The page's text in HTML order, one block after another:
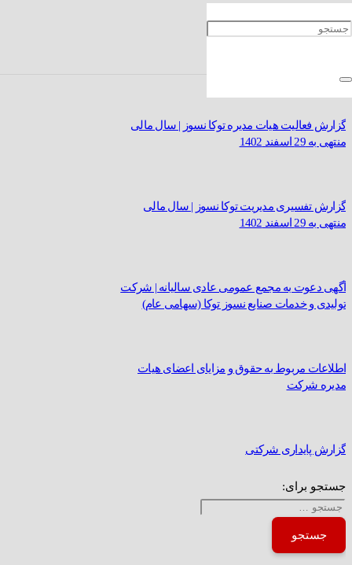
گزارش فعالیت هیات مدیره توکا نسوز | سال مالی
منتهی به 29 اسفند 1402
گزارش تفسیری مدیریت توکا نسوز | سال مالی
منتهی به 29 اسفند 1402
آگهی دعوت به مجمع عمومی عادی سالیانه | شرکت
تولیدی و خدمات صنایع نسوز توکا (سهامی عام)
اطلاعات مربوط به حقوق و مزایای اعضای هیات
مدیره شرکت
گزارش پایداری شرکتی
جستجو برای: